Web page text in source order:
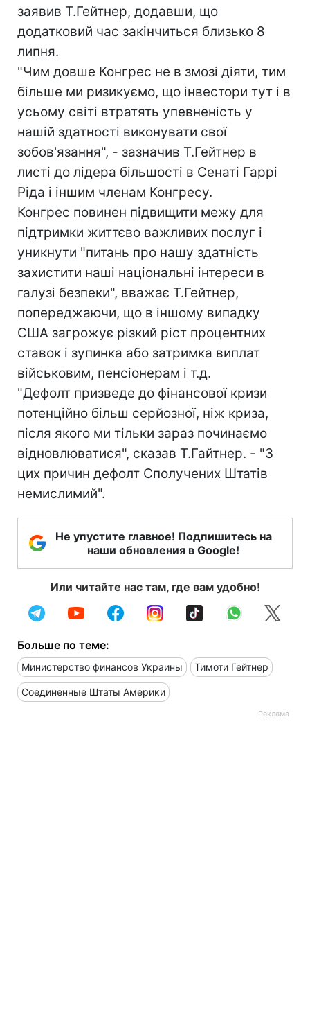
заявив Т.Гейтнер, додавши, що
додатковий час закінчиться близько 8
липня.
"Чим довше Конгрес не в змозі діяти, тим
більше ми ризикуємо, що інвестори тут і в
усьому світі втратять упевненість у
нашій здатності виконувати свої
зобов'язання", - зазначив Т.Гейтнер в
листі до лідера більшості в Сенаті Гаррі
Ріда і іншим членам Конгресу.
Конгрес повинен підвищити межу для
підтримки життєво важливих послуг і
уникнути "питань про нашу здатність
захистити наші національні інтереси в
галузі безпеки", вважає Т.Гейтнер,
попереджаючи, що в іншому випадку
США загрожує різкий ріст процентних
ставок і зупинка або затримка виплат
військовим, пенсіонерам і т.д.
"Дефолт призведе до фінансової кризи
потенційно більш серйозної, ніж криза,
після якого ми тільки зараз починаємо
відновлюватися", сказав Т.Гайтнер. - "З
цих причин дефолт Сполучених Штатів
немислимий".
Не упустите главное! Подпишитесь на
наши обновления в Google!
Или читайте нас там, где вам удобно!
Больше по теме:
Министерство финансов Украины Тимоти Гейтнер
Соединенные Штаты Америки